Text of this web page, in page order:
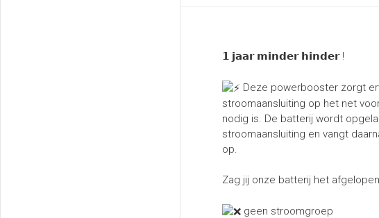
𝟭 𝗷𝗮𝗮𝗿 𝗺𝗶𝗻𝗱𝗲𝗿 𝗵𝗶𝗻𝗱𝗲𝗿 !
Deze powerbooster zorgt
stroomaansluiting op het net
nodig is. De batterij wordt
stroomaansluiting en vangt
op.
Zag jij onze batterij het
geen stroomgroep